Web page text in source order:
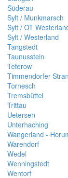
Süderau
Sylt / Munkmarsch
Sylt / OT
Sylt / Westerland
Tangstedt
Taunusstein
Teterow
Timmendorfer
Tornesch
Tremsbüttel
Trittau
Uetersen
Unterhaching
Wangerland -
Warendorf
Wedel
Wenningstedt
Wentorf